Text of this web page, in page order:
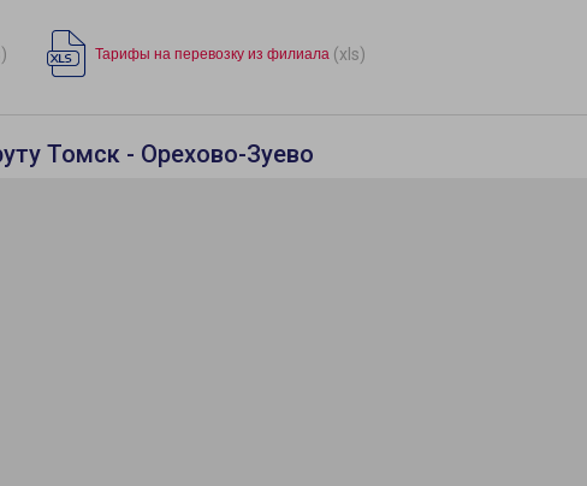
Тарифы на перевозку из филиала (xls)
Томск - Орехово-Зуево